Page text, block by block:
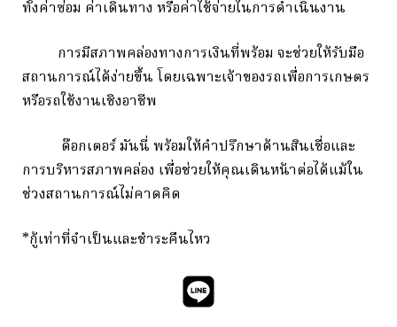
ทั้งค่าซ่อม ค่าเดินทาง หรือค่าใช้จ่ายในการดำเนินงาน
การมีสภาพคล่องทางการเงินที่พร้อม จะช่วยให้รับมือ
สถานการณ์ได้ง่ายขึ้น โดยเฉพาะเจ้าของรถเพื่อการเกษตร
หรือรถใช้งานเชิงอาชีพ
ด๊อกเตอร์ มันนี่ พร้อมให้คำปรึกษาด้านสินเชื่อและ
การบริหารสภาพคล่อง เพื่อช่วยให้คุณเดินหน้าต่อได้แม้ใน
ช่วงสถานการณ์ไม่คาดคิด
*กู้เท่าที่จำเป็นและชำระคืนไหว